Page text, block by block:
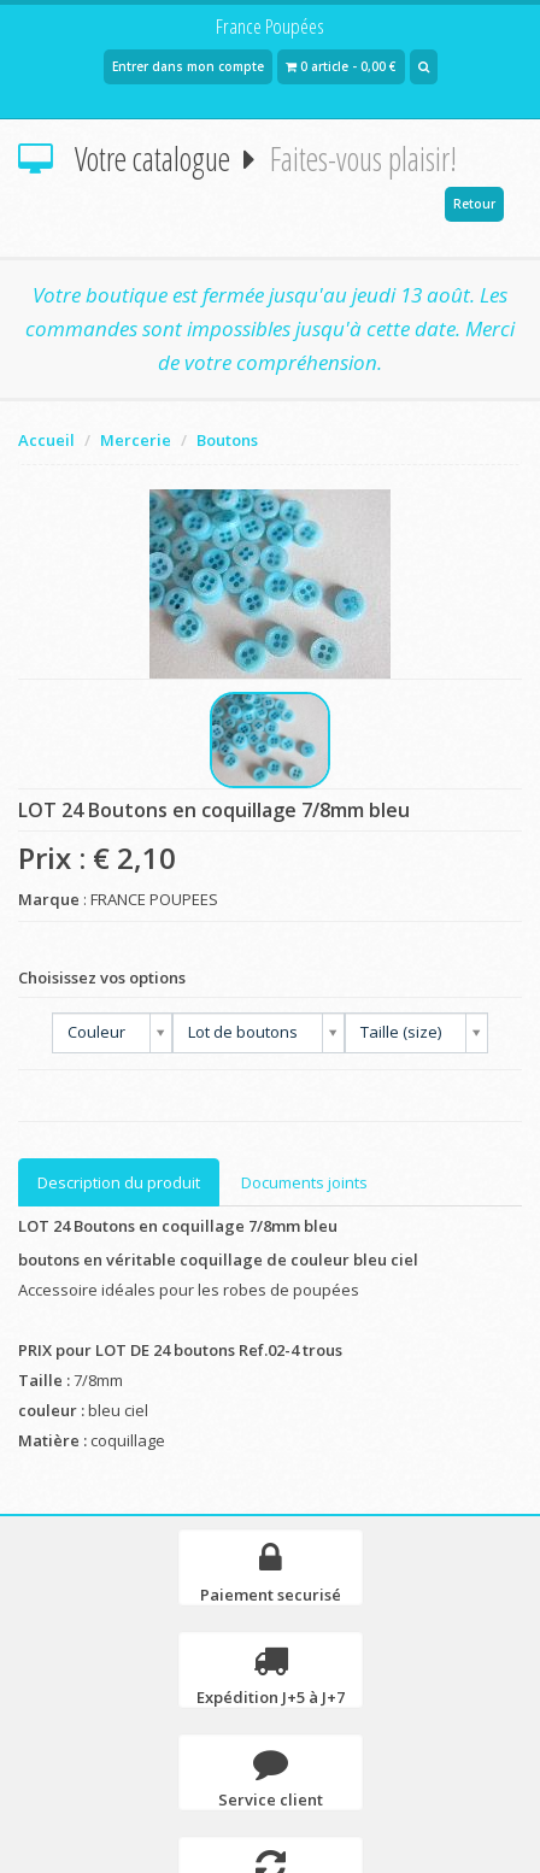
France Poupées
Entrer dans mon compte 0 article - 0,00 €
Votre catalogue Faites-vous plaisir!
Retour
Votre boutique est fermée jusqu'au jeudi 13 août. Les
commandes sont impossibles jusqu'à cette date. Merci
de votre compréhension.
Accueil Mercerie Boutons
LOT 24 Boutons en coquillage 7/8mm bleu
Prix : € 2,10
Marque : FRANCE POUPEES
Choisissez vos options
Couleur Lot de boutons Taille (size)
Description du produit
Documents joints
LOT 24 Boutons en coquillage 7/8mm bleu
boutons en véritable coquillage de couleur bleu ciel
Accessoire idéales pour les robes de poupées
PRIX pour LOT DE 24 boutons Ref.02-4 trous
Taille :7/8mm
couleur :bleu ciel
Matière :coquillage
Paiement securisé
Expédition J+5 à J+7
Service client